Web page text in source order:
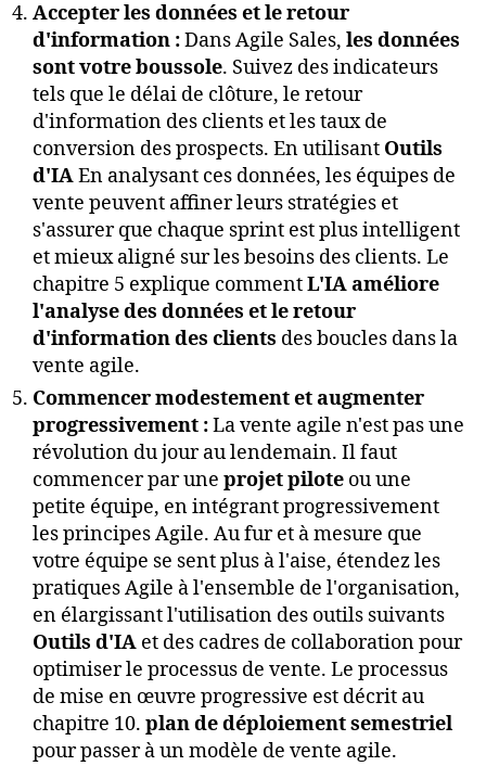
Accepter les données et le retour
d'information :Dans Agile Sales, les données
sont votre boussole. Suivez des indicateurs
tels que le délai de clôture, le retour
d'information des clients et les taux de
conversion des prospects. En utilisant Outils
d'IAEn analysant ces données, les équipes de
vente peuvent affiner leurs stratégies et
s'assurer que chaque sprint est plus intelligent
et mieux aligné sur les besoins des clients. Le
chapitre 5 explique commentL'IA améliore
l'analyse des données et le retour
d'information des clients des boucles dans la
vente agile.
Commencer modestement et augmenter
progressivement :La vente agile n'est pas une
révolution du jour au lendemain. Il faut
commencer par une projet pilote ou une
petite équipe, en intégrant progressivement
les principes Agile. Au fur et à mesure que
votre équipe se sent plus à l'aise, étendez les
pratiques Agile à l'ensemble de l'organisation,
en élargissant l'utilisation des outils suivants
Outils d'IA et des cadres de collaboration pour
optimiser le processus de vente. Le processus
de mise en œuvre progressive est décrit au
chapitre 10. plan de déploiement semestriel
pour passer à un modèle de vente agile.